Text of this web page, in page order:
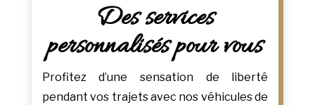
Des services
personnalisés pour vous
Profitez d’une sensation de liberté
pendant vos trajets avec nos véhicules de